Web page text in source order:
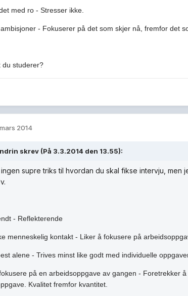
med ro - Stresser ikke.
- Fokuserer på det som skjer nå, fremfor det
du studerer?
2014
skrev (På 3.3.2014 den 13.55):
supre triks til hvordan du skal fikse intervju,
- Reflekterende
menneskelig kontakt - Liker å fokusere på
alene - Trives minst like godt med individuelle
på en arbeidsoppgave av gangen - Foretrekker
Kvalitet fremfor kvantitet.